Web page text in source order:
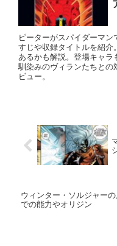
ピーターがスパイダーマ
すじや収録タイトルを紹介
あるかも解説。登場キャ
馴染みのヴィランたちとの
ビュー。
ウィンター・ソルジャー
での能力やオリジン